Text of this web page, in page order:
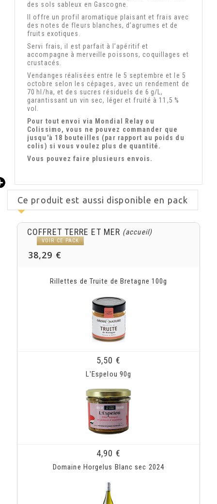
des sols sableux en Gascogne.
Il offre un profil aromatique plaisant et frais avec
des notes de fleurs blanches, d’agrumes et de
fruits exotiques.
Servi frais, il est parfait à l’apéritif et
accompagne à merveille poissons, coquillages et
crustacés.
Vendanges réalisées entre le 5 septembre et le 5
octobre selon les cépages, avec un rendement de
70 hl/ha, et des sucres résiduels de 6 g/L,
garantissant un vin sec, léger et fruité à 11,5 %
vol.
Pour tout envoi via Mondial Relay ou
Colissimo, vous ne pouvez commander que
jusqu'à 18 bouteilles (par rapport au poids du
colis) si vous voulez plus de quantité.
Vous pouvez faire plusieurs envois.
Ce produit est aussi disponible en pack
COFFRET TERRE ET MER (accueil)
VOIR CE PACK
38,29 €
Rillettes de Truite de Bretagne 100g
5,50 €
L'Espelou 90g
4,90 €
Domaine Horgelus Blanc sec 2024